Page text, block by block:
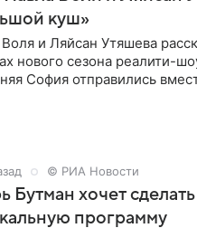
куш»
и Ляйсан Утяшева
нового сезона реалити-
София отправились
© РИА Новости
Бутман хочет
программу